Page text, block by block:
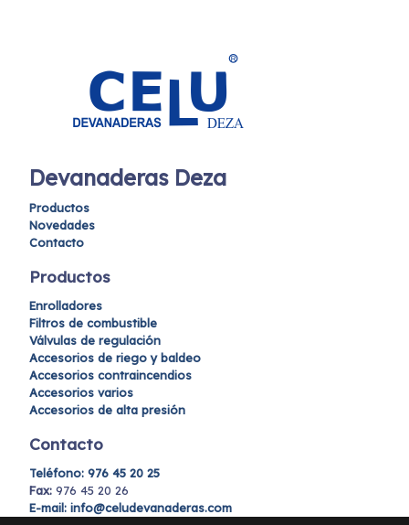
Devanaderas Deza
Productos
Novedades
Contacto
Productos
Enrolladores
Filtros de combustible
Válvulas de regulación
Accesorios de riego y baldeo
Accesorios contraincendios
Accesorios varios
Accesorios de alta presión
Contacto
Teléfono: 976 45 20 25
Fax: 976 45 20 26
E-mail: info@celudevanaderas.com